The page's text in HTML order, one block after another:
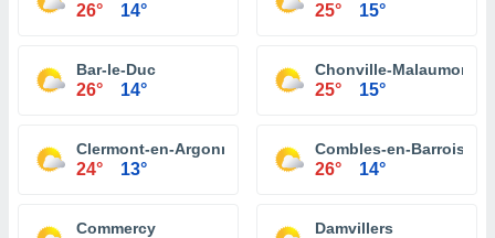
26° 14° 25° 15°
Bar-le-Duc
26° 14°
Chonville-Malaumont
25° 15°
Clermont-en-Argonne
24° 13°
Combles-en-Barrois
26° 14°
Commercy Damvillers